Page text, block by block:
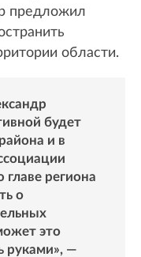
предложил
области.
будет
и в
региона
о
это
руками», —